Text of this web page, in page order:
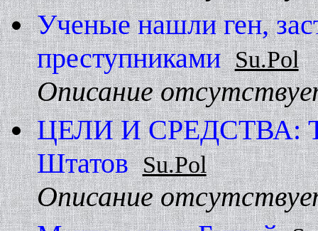
Ученые нашли ген,
преступниками Su.Pol
Описание
ЦЕЛИ И СРЕДСТВА:
Штатов Su.Pol
Описание